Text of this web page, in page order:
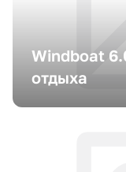
Windboat
отдыха